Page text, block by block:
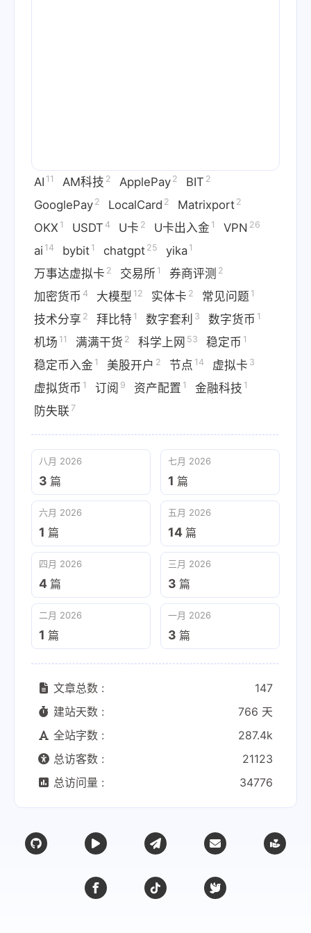
AI 11 AM科技 2 ApplePay 2 BIT 2
GooglePay 2 LocalCard 2 Matrixport 2
OKX 1 USDT 4 U卡 2 U卡出入金 1 VPN 26
ai 14 bybit 1 chatgpt 25 yika 1
万事达虚拟卡 2 交易所 1 券商评测 2
加密货币 4 大模型 12 实体卡 2 常见问题 1
技术分享 2 拜比特 1 数字套利 3 数字货币 1
机场 11 满满干货 2 科学上网 53 稳定币 1
稳定币入金 1 美股开户 2 节点 14 虚拟卡 3
虚拟货币 1 订阅 9 资产配置 1 金融科技 1
防失联 7
八月 2026
3 篇
七月 2026
1 篇
六月 2026
1 篇
五月 2026
14 篇
四月 2026
4 篇
三月 2026
3 篇
二月 2026
1 篇
一月 2026
3 篇
文章总数 :
147
建站天数 :
766 天
全站字数 :
287.4k
总访客数 :
21123
总访问量 :
34776